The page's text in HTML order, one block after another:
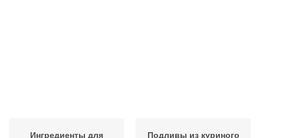
Ингредиенты для
Подливы из куриного